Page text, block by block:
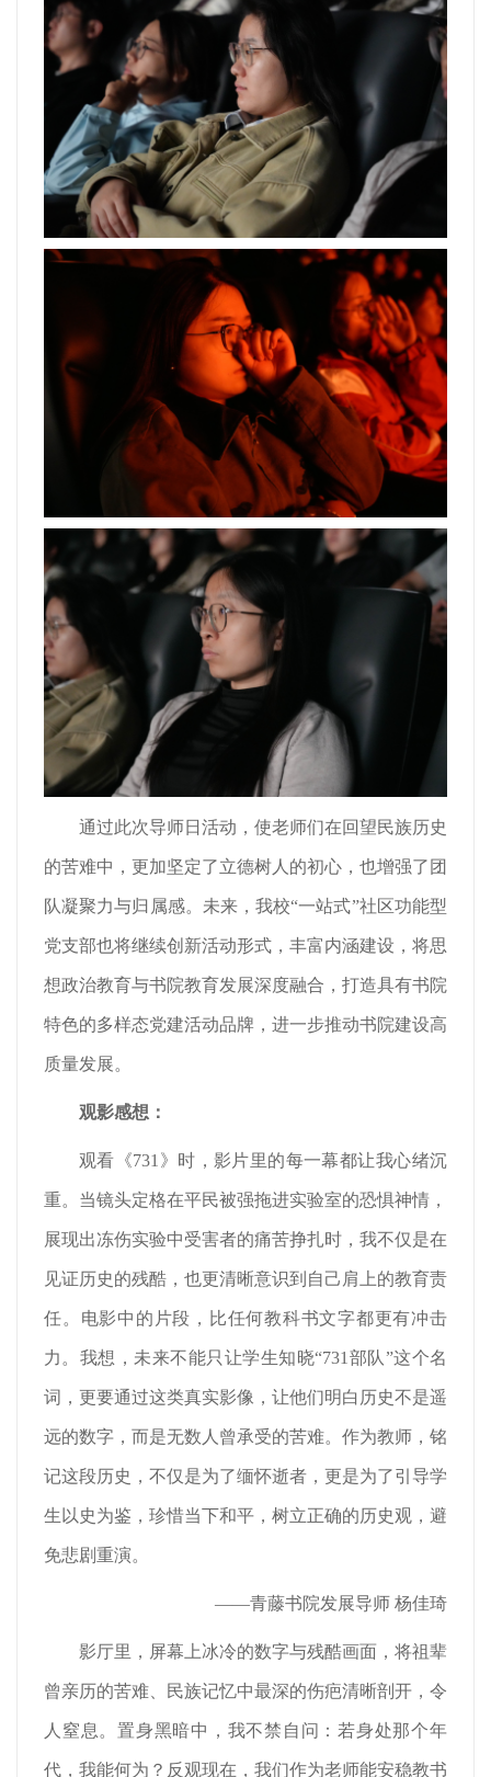
通过此次导师日活动，使老师们在回望民族历史
的苦难中，更加坚定了立德树人的初心，也增强了团
队凝聚力与归属感。未来，我校“一站式”社区功能型
党支部也将继续创新活动形式，丰富内涵建设，将思
想政治教育与书院教育发展深度融合，打造具有书院
特色的多样态党建活动品牌，进一步推动书院建设高
质量发展。
观影感想：
观看《731》时，影片里的每一幕都让我心绪沉
重。当镜头定格在平民被强拖进实验室的恐惧神情，
展现出冻伤实验中受害者的痛苦挣扎时，我不仅是在
见证历史的残酷，也更清晰意识到自己肩上的教育责
任。电影中的片段，比任何教科书文字都更有冲击
力。我想，未来不能只让学生知晓“731部队”这个名
词，更要通过这类真实影像，让他们明白历史不是遥
远的数字，而是无数人曾承受的苦难。作为教师，铭
记这段历史，不仅是为了缅怀逝者，更是为了引导学
生以史为鉴，珍惜当下和平，树立正确的历史观，避
免悲剧重演。
——青藤书院发展导师 杨佳琦
影厅里，屏幕上冰冷的数字与残酷画面，将祖辈
曾亲历的苦难、民族记忆中最深的伤疤清晰剖开，令
人窒息。置身黑暗中，我不禁自问：若身处那个年
代，我能何为？反观现在，我们作为老师能安稳教书